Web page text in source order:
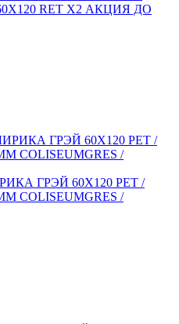
RET X2 АКЦИЯ ДО
ГРЭЙ 60X120 РЕТ /
COLISEUMGRES /